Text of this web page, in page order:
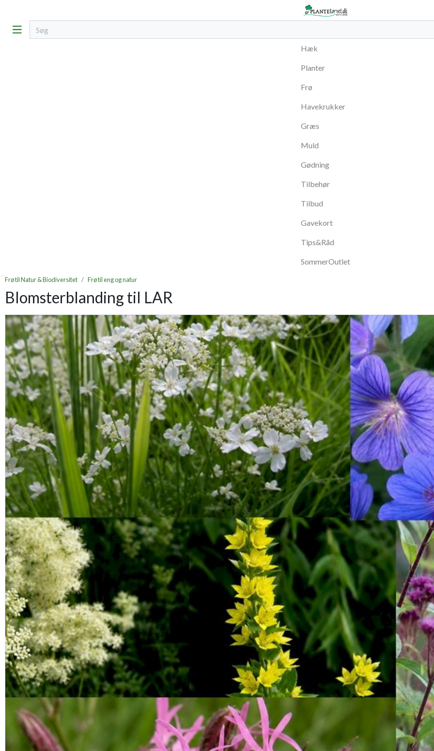
Hæk
Planter
Frø
Havekrukker
Græs
Muld
Gødning
Tilbehør
Tilbud
Gavekort
Tips&Råd
SommerOutlet
Frø til Natur & Biodiversitet Frø til eng og natur
Blomsterblanding til LAR
Previous